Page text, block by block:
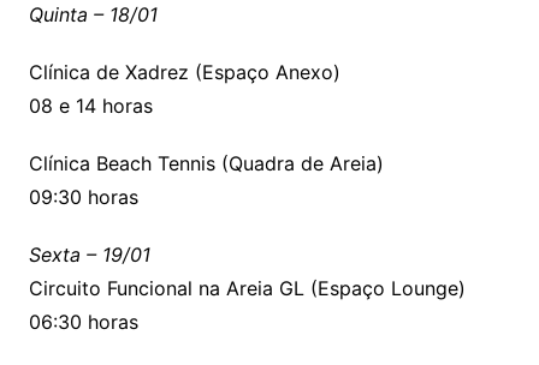
Quinta – 18/01
Clínica de Xadrez (Espaço Anexo)
08 e 14 horas
Clínica Beach Tennis (Quadra de Areia)
09:30 horas
Sexta – 19/01
Circuito Funcional na Areia GL (Espaço Lounge)
06:30 horas